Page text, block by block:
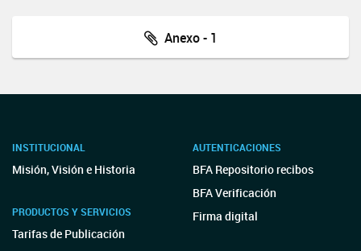
Anexo - 1
INSTITUCIONAL
Misión, Visión e Historia
PRODUCTOS Y SERVICIOS
Tarifas de Publicación
AUTENTICACIONES
BFA Repositorio recibos
BFA Verificación
Firma digital